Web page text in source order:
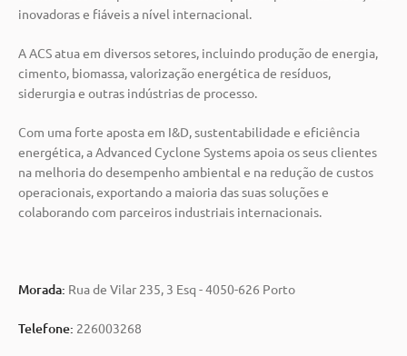
inovadoras e fiáveis a nível internacional.
A ACS atua em diversos setores, incluindo produção de energia,
cimento, biomassa, valorização energética de resíduos,
siderurgia e outras indústrias de processo.
Com uma forte aposta em I&D, sustentabilidade e eficiência
energética, a Advanced Cyclone Systems apoia os seus clientes
na melhoria do desempenho ambiental e na redução de custos
operacionais, exportando a maioria das suas soluções e
colaborando com parceiros industriais internacionais.
Morada: Rua de Vilar 235, 3 Esq - 4050-626 Porto
Telefone: 226003268